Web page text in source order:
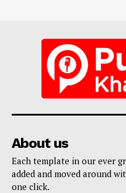
About us
Each template in our ever
added and moved around
one click.